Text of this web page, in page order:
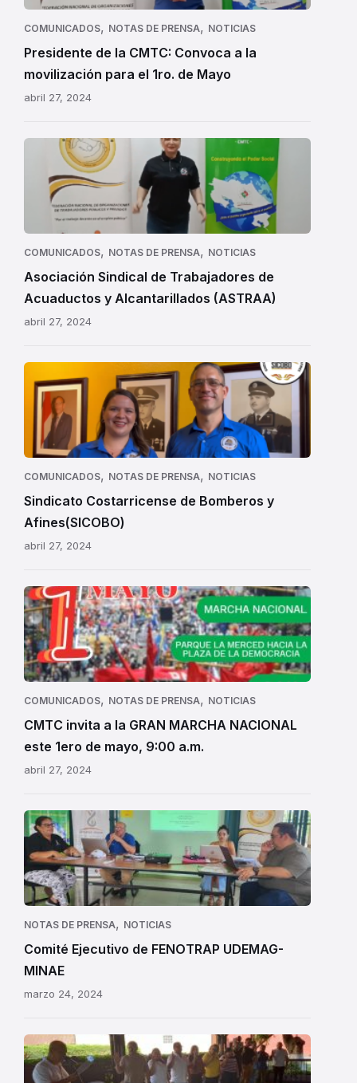
COMUNICADOS, NOTAS DE PRENSA, NOTICIAS
Presidente de la CMTC: Convoca a la
movilización para el 1ro. de Mayo
abril 27, 2024
ASTRAA
CMTC
COMUNICADOS, NOTAS DE PRENSA, NOTICIAS
Asociación Sindical de Trabajadores de
Acuaductos y Alcantarillados (ASTRAA)
abril 27, 2024
COMUNICADOS, NOTAS DE PRENSA, NOTICIAS
Sindicato Costarricense de Bomberos y
Afines(SICOBO)
abril 27, 2024
COMUNICADOS, NOTAS DE PRENSA, NOTICIAS
CMTC invita a la GRAN MARCHA NACIONAL
este 1ero de mayo, 9:00 a.m.
abril 27, 2024
NOTAS DE PRENSA, NOTICIAS
Comité Ejecutivo de FENOTRAP UDEMAG-
MINAE
marzo 24, 2024